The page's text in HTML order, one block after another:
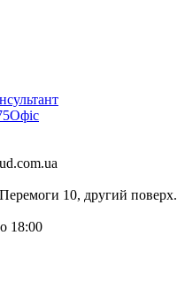
Офіс
10, другий поверх.
18:00